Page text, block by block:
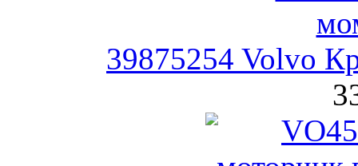
39875254 Volvo